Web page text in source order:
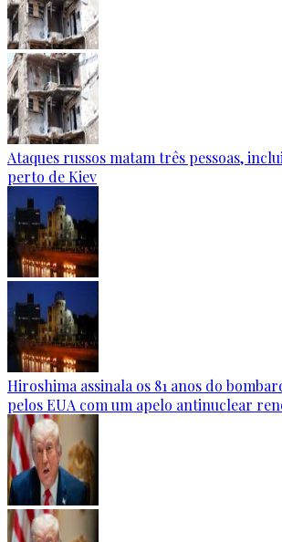
Ataques russos matam três pessoas,
perto de Kiev
Hiroshima assinala os 81 anos do
pelos EUA com um apelo antinuclear